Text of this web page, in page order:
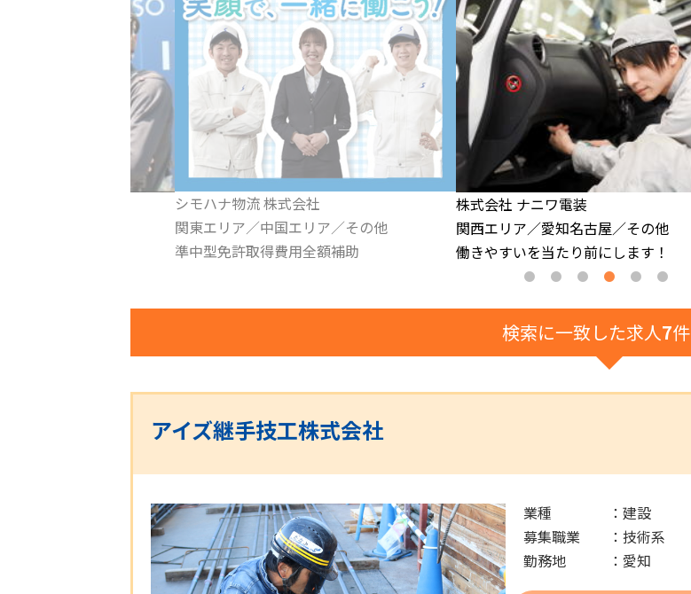
株式会社 ナニワ電装
関西エリア／愛知名古屋／その他
働きやすいを当たり前にします！
ミモザ株式会社
関東エリア/宮城
社員の9割が未経験者として入社
検索に一致した求人7件
アイズ継手技工株式会社
業種 ： 建設
募集職業
： 技術系
勤務地
： 愛知